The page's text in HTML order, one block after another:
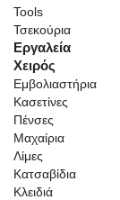
Tools
Τσεκούρια
Εργαλεία
Χειρός
Εμβολιαστήρια
Κασετίνες
Πένσες
Μαχαίρια
Λίμες
Κατσαβίδια
Κλειδιά